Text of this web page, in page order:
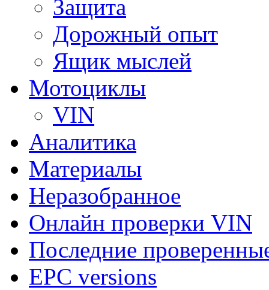
Защита
Дорожный опыт
Ящик мыслей
Мотоциклы
VIN
Аналитика
Материалы
Неразобранное
Онлайн проверки VIN
Последние
EPC versions